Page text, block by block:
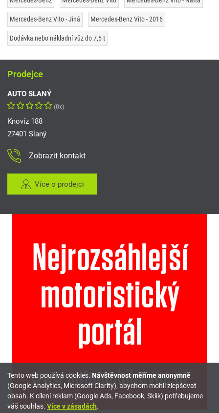
Mercedes-Benz Vito - Jiná Mercedes-Benz Vito - 2016
Dodávka nebo nákladní vůz do 7,5 t
Prodejce
AUTO SLANÝ
(0x)
Knovíz 188
27401 Slaný
Zobrazit kontakt
Více o prodejci
Tento web používá cookies. Návštěvnost měříme anonymně
(Google Analytics, Microsoft Clarity), abychom mohli zlepšovat
obsah. K cílení reklam (Google Ads, Facebook, Sklik) potřebujeme
váš souhlas. Více v zásadách.